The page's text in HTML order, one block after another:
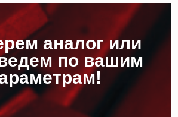
аналог или
по вашим